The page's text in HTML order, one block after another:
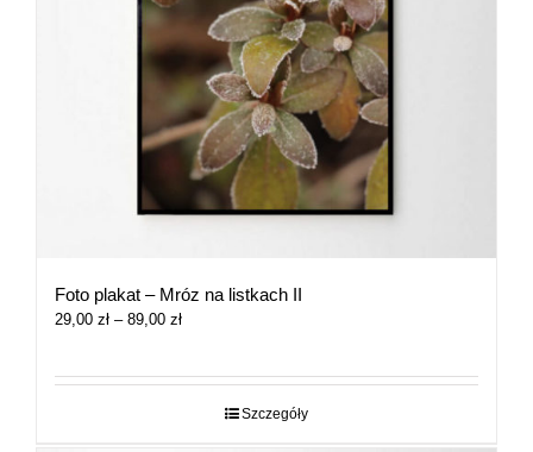
Foto plakat – Mróz na listkach II
29,00 zł – 89,00 złZakres
29,00 zł
Szczegóły